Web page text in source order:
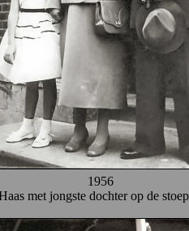
1956
met jongste dochter op de